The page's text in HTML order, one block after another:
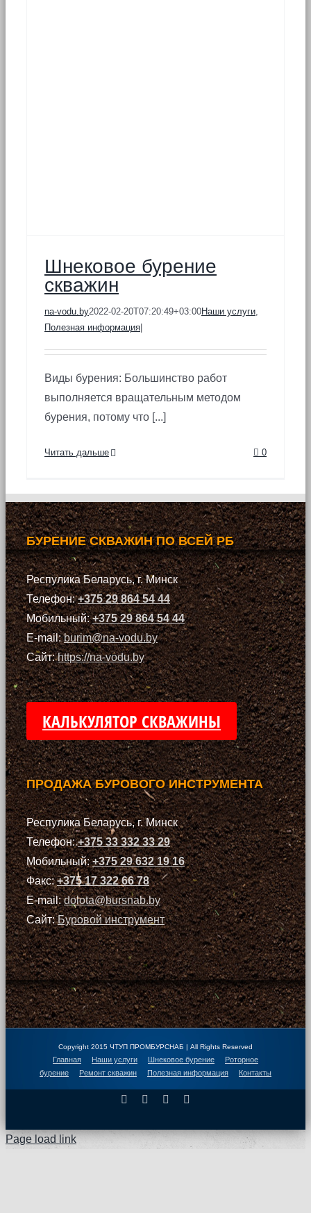
Шнековое бурение
скважин
na-vodu.by2022-02-20T07:20:49+03:00Наши услуги,
Полезная информация
Виды бурения: Большинство работ
выполняется вращательным методом
бурения, потому что [...]
Читать дальше 0
БУРЕНИЕ СКВАЖИН ПО ВСЕЙ РБ
Респулика Беларусь, г. Минск
Телефон:+375 29 864 54 44
Мобильный:+375 29 864 54 44
E-mail:burim@na-vodu.by
Сайт:https://na-vodu.by
КАЛЬКУЛЯТОР СКВАЖИНЫ
ПРОДАЖА БУРОВОГО ИНСТРУМЕНТА
Респулика Беларусь, г. Минск
Телефон:+375 33 332 33 29
Мобильный:+375 29 632 19 16
Факс:+375 17 322 66 78
E-mail:dolota@bursnab.by
Сайт:Буровой инструмент
Copyright 2015 ЧТУП ПРОМБУРСНАБ | All Rights Reserved
Главная Наши услуги Шнековое бурение
Роторное
бурение
Ремонт скважин Полезная информация Контакты
Facebook Instagram
Page load link